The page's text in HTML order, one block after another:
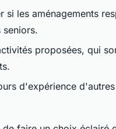
si les aménagements
seniors.
proposées, qui
d'expérience